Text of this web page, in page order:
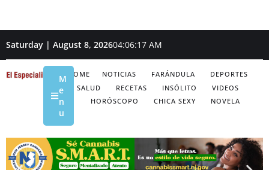
Saturday | August 8, 202604:06:18 AM
HOME NOTICIAS FARÁNDULA
DEPORTES
SALUD
RECETAS INSÓLITO
VIDEOS
HORÓSCOPO
CHICA SEXY NOVELA
M
e
n
u